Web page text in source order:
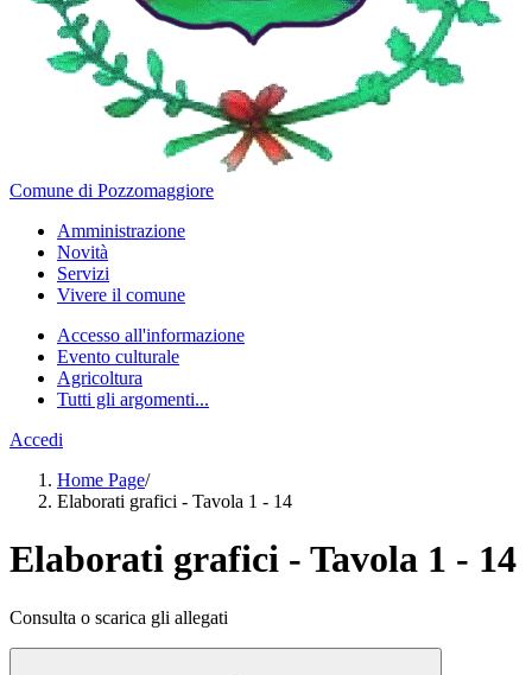
Comune di Pozzomaggiore
Amministrazione
Novità
Servizi
Vivere il comune
Accesso all'informazione
Evento culturale
Agricoltura
Tutti gli argomenti...
Accedi
Home Page/
Elaborati grafici - Tavola 1 - 14
Elaborati grafici - Tavola 1 - 14
Consulta o scarica gli allegati